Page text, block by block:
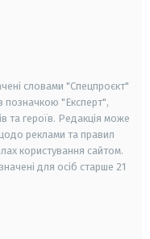
словами "Спецпроєкт"
позначкою "Експерт",
та героїв. Редакція може
реклами та правил
користування сайтом.
для осіб старше 21